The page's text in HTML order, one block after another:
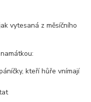
vytesaná z měsíčního
kteří hůře vnímají